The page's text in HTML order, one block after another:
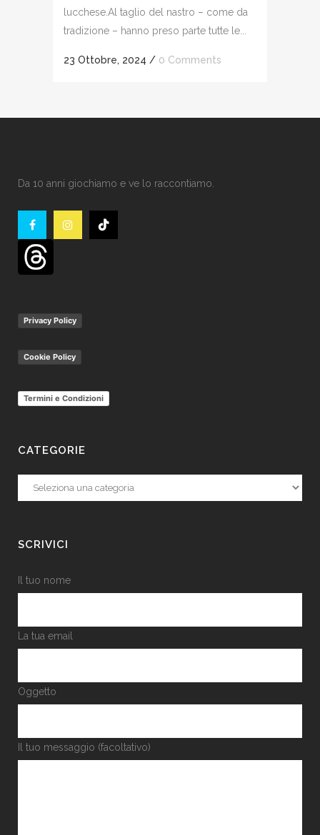
lucchese.Al taglio del nastro – come da
tradizione – hanno preso parte tutte le...
23 Ottobre, 2024 / 0 Comments
Da 10 anni giochiamo e ve lo raccontiamo.
Privacy Policy
Cookie Policy
Termini e Condizioni
CATEGORIE
Categorie
SCRIVICI
Il tuo nome
La tua email
Oggetto
Il tuo messaggio (facoltativo)